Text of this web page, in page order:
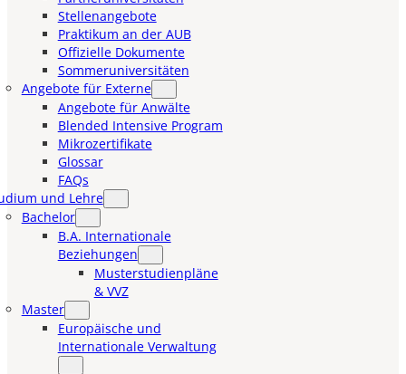
Stellenangebote
Praktikum an der AUB
Offizielle Dokumente
Sommeruniversitäten
Angebote für Externe
Angebote für Anwälte
Blended Intensive Program
Mikrozertifikate
Glossar
FAQs
und Lehre
Bachelor
B.A. Internationale
Beziehungen
Musterstudienpläne
& VVZ
Master
Europäische und
Internationale Verwaltung